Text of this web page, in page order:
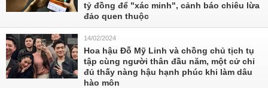
tỷ đồng để "xác minh", cảnh báo chiêu lừa
đảo quen thuộc
14/02/2024
Hoa hậu Đỗ Mỹ Linh và chồng chủ tịch tụ
tập cùng người thân đầu năm, một cử chỉ
đủ thấy nàng hậu hạnh phúc khi làm dâu
hào môn